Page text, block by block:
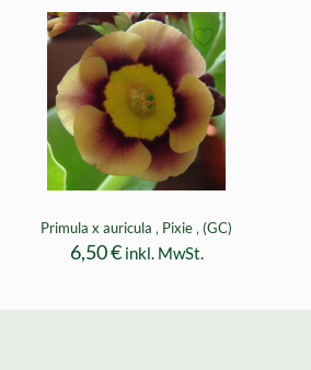
Primula x auricula ‚ Pixie ‚ (GC)
6,50€ inkl. MwSt.